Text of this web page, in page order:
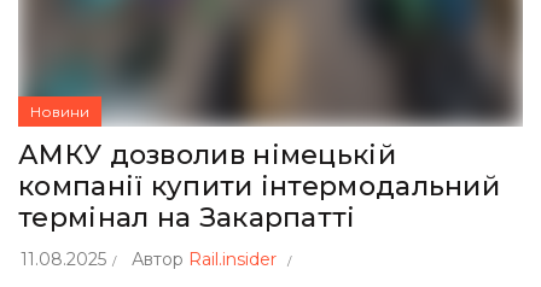
Новини
АМКУ дозволив німецькій
компанії купити інтермодальний
термінал на Закарпатті
11.08.2025 Автор Rail.insider